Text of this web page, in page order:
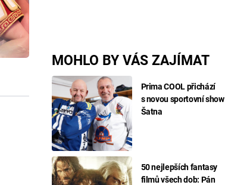
MOHLO BY VÁS ZAJÍMAT
Prima COOL přichází
s novou sportovní show
Šatna
50 nejlepších fantasy
filmů všech dob: Pán